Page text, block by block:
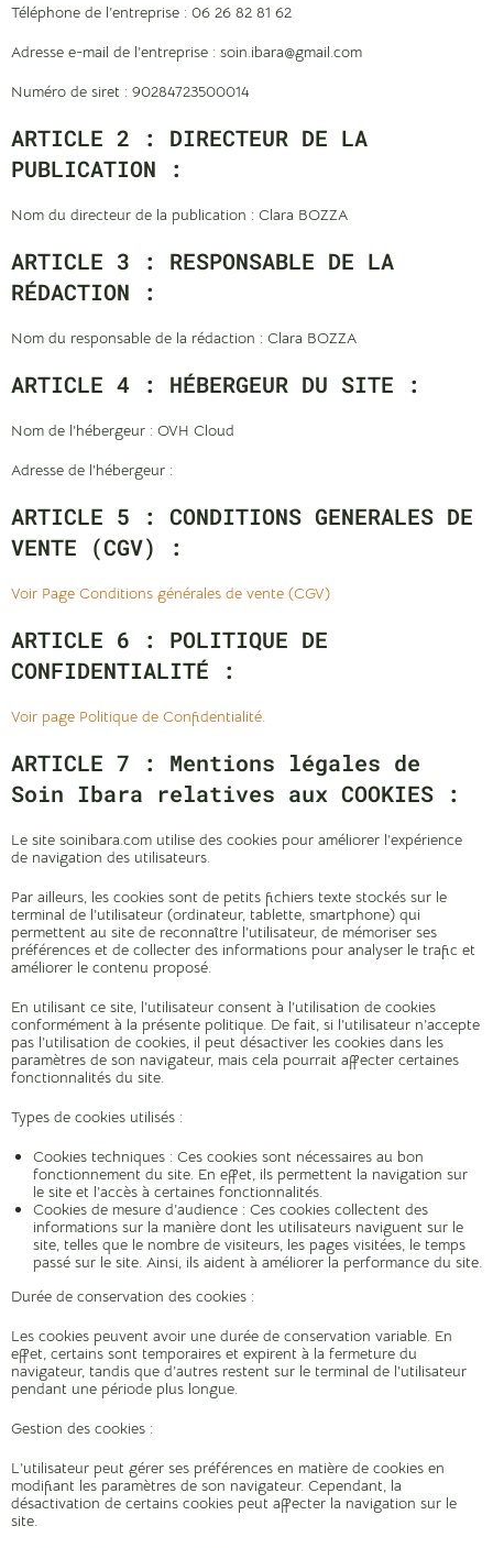
Téléphone de l’entreprise : 06 26 82 81 62
Adresse e-mail de l’entreprise : soin.ibara@gmail.com
Numéro de siret : 90284723500014
ARTICLE 2 : DIRECTEUR DE LA
PUBLICATION :
Nom du directeur de la publication : Clara BOZZA
ARTICLE 3 : RESPONSABLE DE LA
RÉDACTION :
Nom du responsable de la rédaction : Clara BOZZA
ARTICLE 4 : HÉBERGEUR DU SITE :
Nom de l’hébergeur : OVH Cloud
Adresse de l’hébergeur :
ARTICLE 5 : CONDITIONS GENERALES DE
VENTE (CGV) :
Voir Page Conditions générales de vente (CGV)
ARTICLE 6 : POLITIQUE DE
CONFIDENTIALITÉ :
Voir page Politique de Confidentialité.
ARTICLE 7 : Mentions légales de
Soin Ibara relatives aux COOKIES :
Le site soinibara.com utilise des cookies pour améliorer l’expérience
de navigation des utilisateurs.
Par ailleurs, les cookies sont de petits fichiers texte stockés sur le
terminal de l’utilisateur (ordinateur, tablette, smartphone) qui
permettent au site de reconnaître l’utilisateur, de mémoriser ses
préférences et de collecter des informations pour analyser le trafic et
améliorer le contenu proposé.
En utilisant ce site, l’utilisateur consent à l’utilisation de cookies
conformément à la présente politique. De fait, si l’utilisateur n’accepte
pas l’utilisation de cookies, il peut désactiver les cookies dans les
paramètres de son navigateur, mais cela pourrait affecter certaines
fonctionnalités du site.
Types de cookies utilisés :
Cookies techniques : Ces cookies sont nécessaires au bon
fonctionnement du site. En effet, ils permettent la navigation sur
le site et l’accès à certaines fonctionnalités.
Cookies de mesure d’audience : Ces cookies collectent des
informations sur la manière dont les utilisateurs naviguent sur le
site, telles que le nombre de visiteurs, les pages visitées, le temps
passé sur le site. Ainsi, ils aident à améliorer la performance du site.
Durée de conservation des cookies :
Les cookies peuvent avoir une durée de conservation variable. En
effet, certains sont temporaires et expirent à la fermeture du
navigateur, tandis que d’autres restent sur le terminal de l’utilisateur
pendant une période plus longue.
Gestion des cookies :
L’utilisateur peut gérer ses préférences en matière de cookies en
modifiant les paramètres de son navigateur. Cependant, la
désactivation de certains cookies peut affecter la navigation sur le
site.